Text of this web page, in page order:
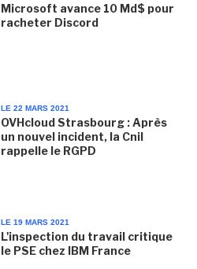
Microsoft avance 10 Md$ pour
racheter Discord
LE 22 MARS 2021
OVHcloud Strasbourg : Après
un nouvel incident, la Cnil
rappelle le RGPD
LE 19 MARS 2021
L'inspection du travail critique
le PSE chez IBM France